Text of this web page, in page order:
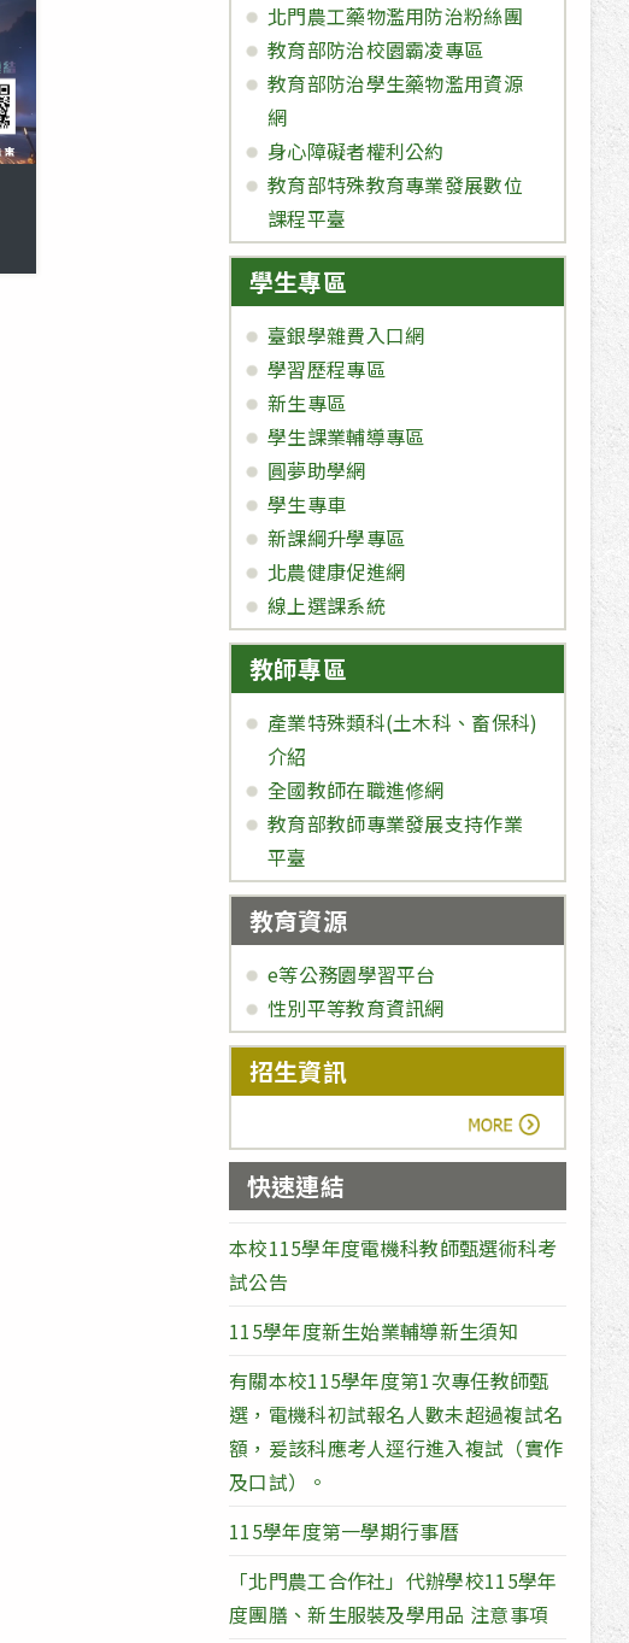
北門農工藥物濫用防治粉絲團
教育部防治校園霸凌專區
教育部防治學生藥物濫用資源
網
身心障礙者權利公約
教育部特殊教育專業發展數位
課程平臺
學生專區
臺銀學雜費入口網
學習歷程專區
新生專區
學生課業輔導專區
圓夢助學網
學生專車
新課綱升學專區
北農健康促進網
線上選課系統
教師專區
產業特殊類科(土木科、畜保科)
介紹
全國教師在職進修網
教育部教師專業發展支持作業
平臺
教育資源
e等公務園學習平台
性別平等教育資訊網
招生資訊
快速連結
本校115學年度電機科教師甄選術科考
試公告
115學年度新生始業輔導新生須知
有關本校115學年度第1次專任教師甄
選，電機科初試報名人數未超過複試名
額，爰該科應考人逕行進入複試（實作
及口試）。
115學年度第一學期行事曆
「北門農工合作社」代辦學校115學年
度團膳、新生服裝及學用品 注意事項